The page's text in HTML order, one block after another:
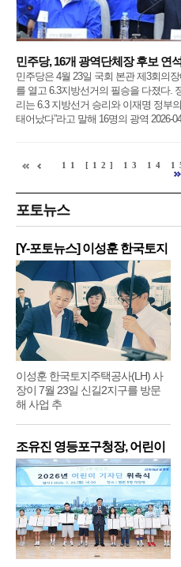
민주당, 16개 광역단체장 후보 연
민주당은 4월 23일 국회 본관 제3회의
를 열고 6.3지방선거의 필승을 다졌다.
리는 6.3 지방선거 승리와 이재명 정부
태어났다”라고 말해 16명의 광역 2026-
11 [12] 13 14
포토뉴스
[Y-포토뉴스] 이성훈 한국토지
주
이성훈 한국토지주택공사(LH) 사
장이 7월 23일 신길2지구를 방문
해 사업 추
조유진 영등포구청장, 어린이
기